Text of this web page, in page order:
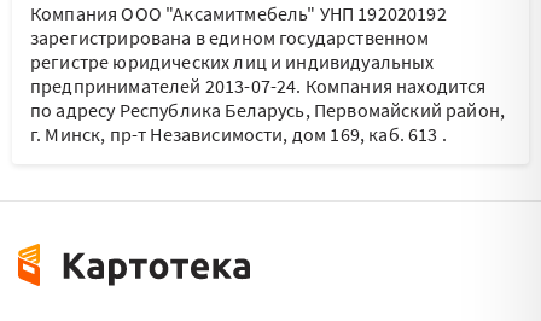
Компания ООО "Аксамитмебель" УНП 192020192
зарегистрирована в едином государственном
регистре юридических лиц и индивидуальных
предпринимателей 2013-07-24. Компания находится
по адресу Республика Беларусь, Первомайский район,
г. Минск, пр-т Независимости, дом 169, каб. 613 .